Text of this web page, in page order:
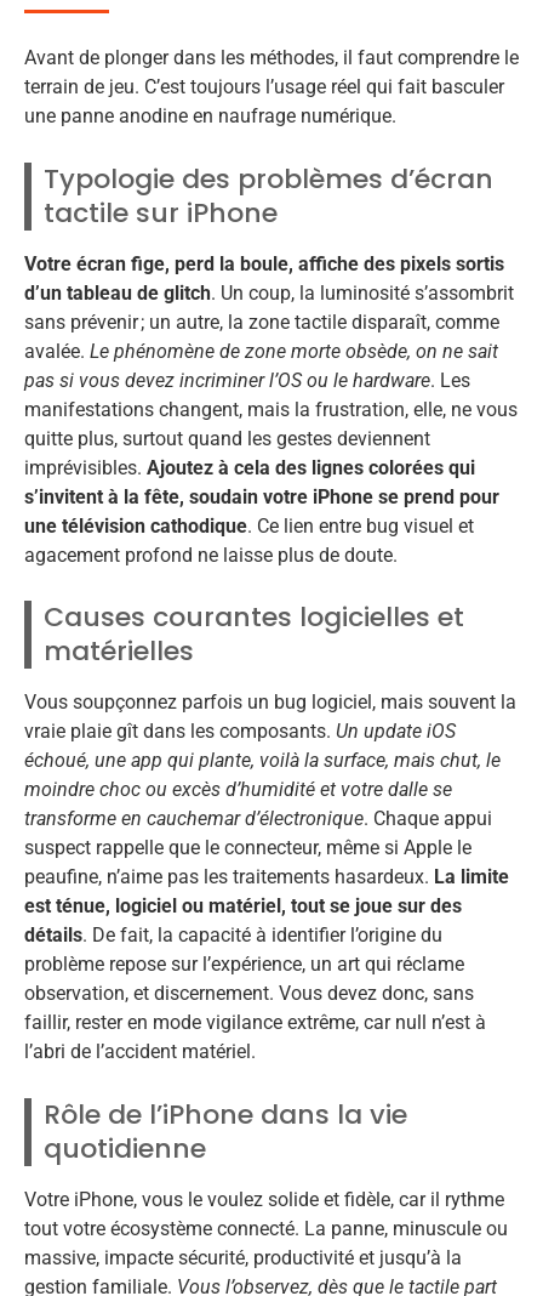
Avant de plonger dans les méthodes, il faut comprendre le
terrain de jeu. C’est toujours l’usage réel qui fait basculer
une panne anodine en naufrage numérique.
Typologie des problèmes d’écran
tactile sur iPhone
Votre écran fige, perd la boule, affiche des pixels sortis
d’un tableau de glitch. Un coup, la luminosité s’assombrit
sans prévenir ; un autre, la zone tactile disparaît, comme
avalée. Le phénomène de zone morte obsède, on ne sait
pas si vous devez incriminer l’OS ou le hardware. Les
manifestations changent, mais la frustration, elle, ne vous
quitte plus, surtout quand les gestes deviennent
imprévisibles. Ajoutez à cela des lignes colorées qui
s’invitent à la fête, soudain votre iPhone se prend pour
une télévision cathodique. Ce lien entre bug visuel et
agacement profond ne laisse plus de doute.
Causes courantes logicielles et
matérielles
Vous soupçonnez parfois un bug logiciel, mais souvent la
vraie plaie gît dans les composants. Un update iOS
échoué, une app qui plante, voilà la surface, mais chut, le
moindre choc ou excès d’humidité et votre dalle se
transforme en cauchemar d’électronique. Chaque appui
suspect rappelle que le connecteur, même si Apple le
peaufine, n’aime pas les traitements hasardeux. La limite
est ténue, logiciel ou matériel, tout se joue sur des
détails. De fait, la capacité à identifier l’origine du
problème repose sur l’expérience, un art qui réclame
observation, et discernement. Vous devez donc, sans
faillir, rester en mode vigilance extrême, car null n’est à
l’abri de l’accident matériel.
Rôle de l’iPhone dans la vie
quotidienne
Votre iPhone, vous le voulez solide et fidèle, car il rythme
tout votre écosystème connecté. La panne, minuscule ou
massive, impacte sécurité, productivité et jusqu’à la
gestion familiale. Vous l’observez, dès que le tactile part